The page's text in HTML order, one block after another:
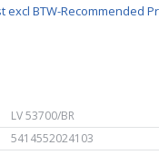
BTW-Recommended
LV 53700/BR
5414552024103